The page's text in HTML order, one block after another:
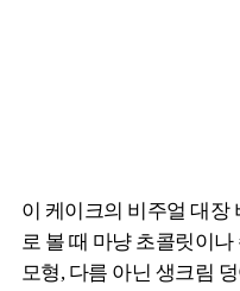
이 케이크의 비주얼 대장
로 볼 때 마냥 초콜릿이나
모형, 다름 아닌 생크림